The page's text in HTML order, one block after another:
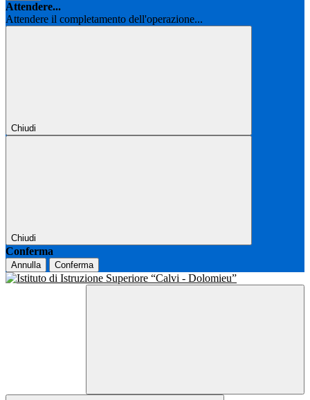
Attendere...
Attendere il completamento dell'operazione...
Chiudi
Chiudi
Conferma
Annulla Conferma